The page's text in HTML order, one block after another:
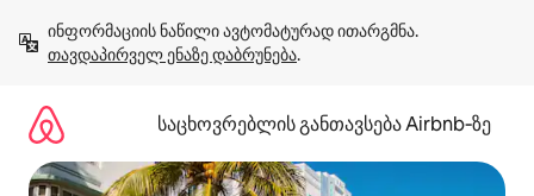
გადასვლა
თავდაპირველ ენაზე დაბრუნება.
საცხოვრებლის განთავსება Airbnb‑ზე